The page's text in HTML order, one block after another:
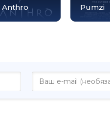
Anthro Pumzi